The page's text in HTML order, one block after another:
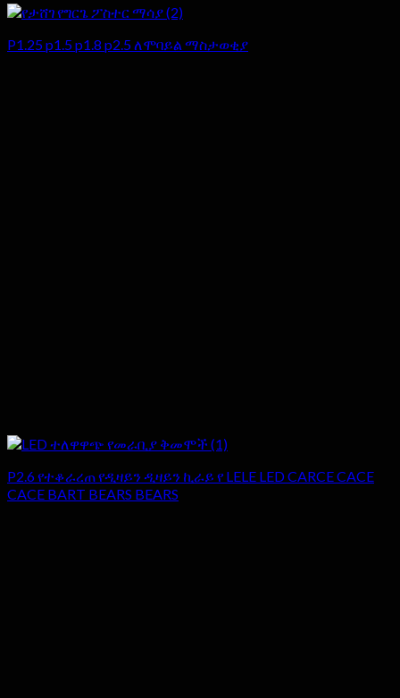
P1.25 p1.5 p1.8 p2.5 ለሞባይል ማስታወቂያ
P2.6 የተቆራረጠ የዲዛይን ዲዛይን ኪራይ የ LELE LED CARCE CACE
CACE BART BEARS BEARS